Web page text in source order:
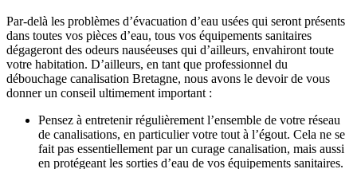
Par-delà les problèmes d’évacuation d’eau usées qui seront présents
dans toutes vos pièces d’eau, tous vos équipements sanitaires
dégageront des odeurs nauséeuses qui d’ailleurs, envahiront toute
votre habitation. D’ailleurs, en tant que professionnel du
débouchage canalisation Bretagne, nous avons le devoir de vous
donner un conseil ultimement important :
Pensez à entretenir régulièrement l’ensemble de votre réseau
de canalisations, en particulier votre tout à l’égout. Cela ne se
fait pas essentiellement par un curage canalisation, mais aussi
en protégeant les sorties d’eau de vos équipements sanitaires.